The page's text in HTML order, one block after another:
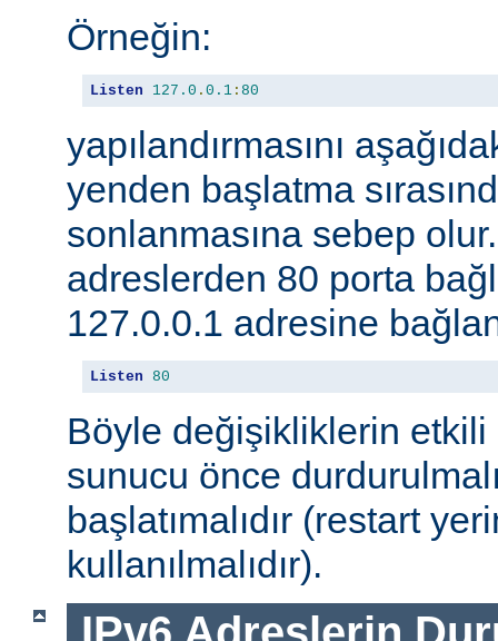
Örneğin:
Listen 127.0 . 0.1 : 80
yapılandırmasını
yenden başlatma
sonlanmasına sebep
adreslerden 80 porta
127.0.0.1 adresine
Listen 80
Böyle değişikliklerin
sunucu önce
başlatımalıdır (restart
kullanılmalıdır).